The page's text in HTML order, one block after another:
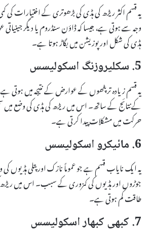
یہ قسم اکثر ریڑھ کی ہڈی کی بڑھوتری کے اختیارات کی
وجہ سے ہوتی ہے، جیسا کہ ڈاؤن سنڈروم یا دیگر
ہڈی کی شکل اور پوزیشن میں بگاڑ ہوتا ہے۔
5. سکلیروزنگ اسکولیسس
یہ قسم زیادہ تر پٹھوں کے عوارض کے نتیجہ میں ہوتی ہے،
کے نتائج کے ساتھ۔ اس میں ریڑھ کی ہڈی کی وضع میں
حرکت میں مشکلات پیدا کرتی ہے۔
6. مائیکرو اسکولیسس
یہ ایک نایاب قسم ہے جو عموماً نازک اور پتلی ہڈیوں
جوڑوں اور ہڈیوں کی کمزوری کے سبب۔ اس میں
طاقت کم ہوتی ہے۔
7. کبھی کبھار اسکولیسس